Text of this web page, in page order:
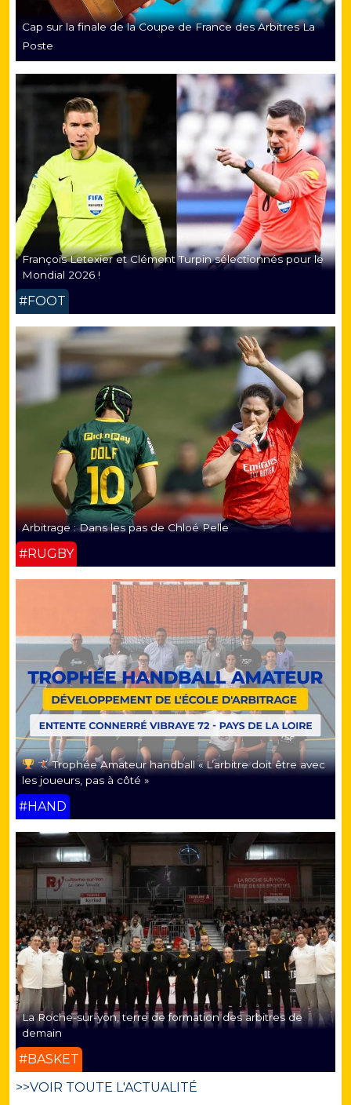
Cap sur la finale de la Coupe de France des Arbitres La
Poste
François Letexier et Clément Turpin sélectionnés pour le
Mondial 2026 !
#FOOT
Arbitrage : Dans les pas de Chloé Pelle
#RUGBY
Trophée Amateur handball « L’arbitre doit être avec
les joueurs, pas à côté »
#HAND
La Roche-sur-yon, terre de formation des arbitres de
demain
#BASKET
>>VOIR TOUTE L'ACTUALITÉ